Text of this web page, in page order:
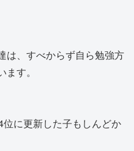
は、すべからず自ら勉強方
す。
に更新した子もしんどか